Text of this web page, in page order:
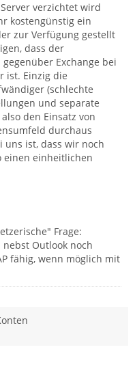
verzichtet wird
kostengünstig ein
zur Verfügung gestellt
dass der
Exchange bei
ist. Einzig die
(schlechte
und separate
den Einsatz von
durchaus
ist, dass wir noch
einen einheitlichen
Frage:
Outlook noch
fähig, wenn möglich mit